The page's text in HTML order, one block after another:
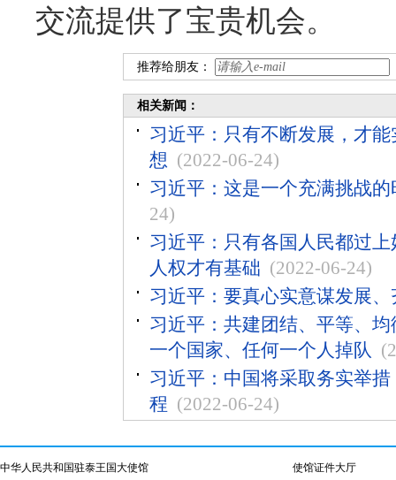
交流提供了宝贵机会。
推荐给朋友：
相关新闻：
习近平：只有不断发展，才
想 (2022-06-24)
习近平：这是一个充满挑战
24)
习近平：只有各国人民都过
人权才有基础 (2022-06-24)
习近平：要真心实意谋发展
习近平：共建团结、平等、
一个国家、任何一个人掉队
习近平：中国将采取务实举
程 (2022-06-24)
中华人民共和国驻泰王国大使馆 使馆证件大厅